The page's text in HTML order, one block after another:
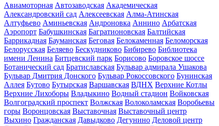
Авиамоторная Автозаводская Академическая
Александровский сад Алексеевская Алма-Атинская
Алтуфьево Аминьевская Андроновка Аннино Арбатская
Аэропорт Бабушкинская Багратионовская Балтийская
Баррикадная Бауманская Беговая Белокаменная Беломорская
Белорусская Беляево Бескудниково Бибирево Библиотека
имени Ленина Битцевский парк Борисово Боровское шоссе
Ботанический сад Братиславская Бульвар адмирала Ушакова
Бульвар Дмитрия Донского Бульвар Рокоссовского Бунинская
Аллея Бутово Бутырская Варшавская ВДНХ Верхние Котлы
Верхние Лихоборы Владыкино Водный стадион Войковская
Волгоградский проспект Волжская Волоколамская Воробьевы
горы Воронцовская Выставочная Выставочный центр
Выхино Гражданская Давыдково Дегунино Деловой центр